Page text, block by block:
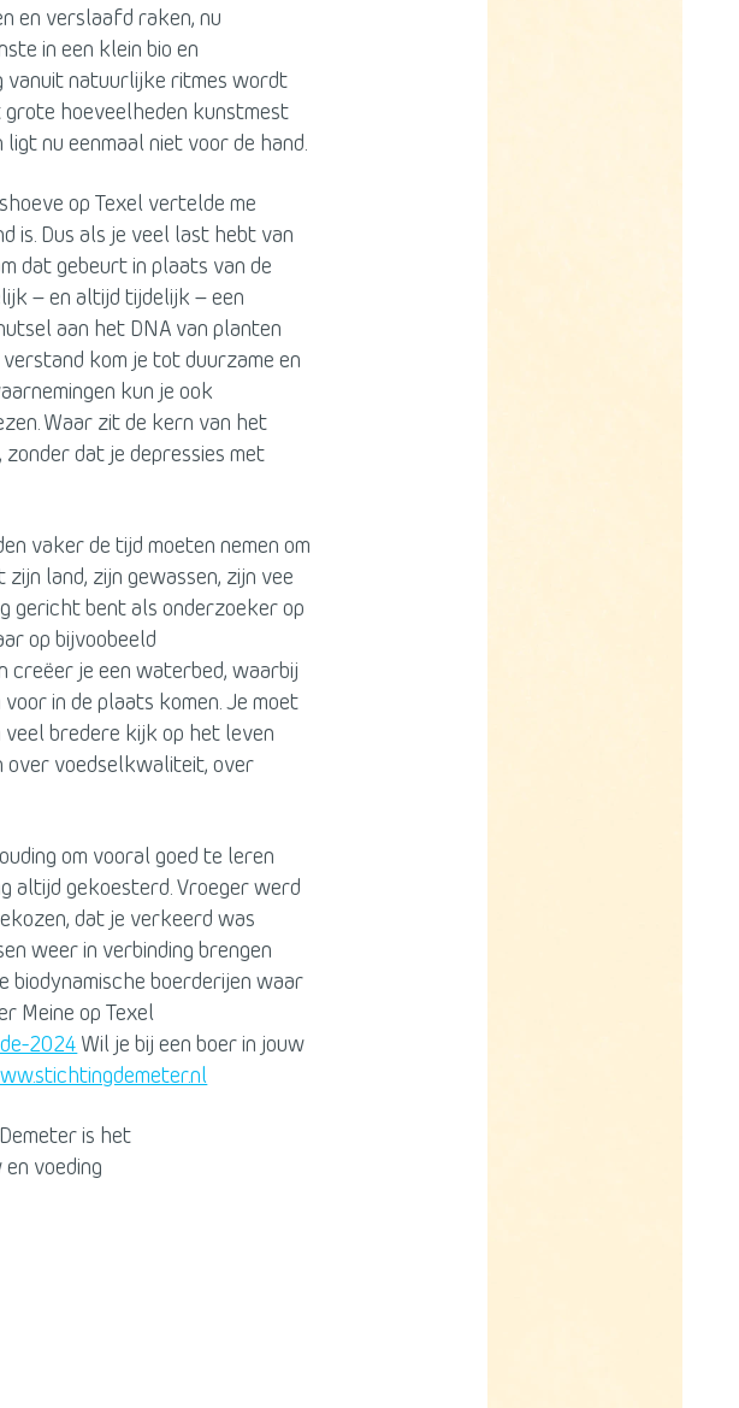
en verslaafd raken, nu
in een klein bio en
vanuit natuurlijke ritmes wordt
hoeveelheden kunstmest
nu eenmaal niet voor de hand.
op Texel vertelde me
is. Dus als je veel last hebt van
dat gebeurt in plaats van de
– en altijd tijdelijk – een
aan het DNA van planten
verstand kom je tot duurzame en
kun je ook
Waar zit de kern van het
dat je depressies met
vaker de tijd moeten nemen om
land, zijn gewassen, zijn vee
gericht bent als onderzoeker op
op bijvoobeeld
creëer je een waterbed, waarbij
in de plaats komen. Je moet
veel bredere kijk op het leven
over voedselkwaliteit, over
om vooral goed te leren
altijd gekoesterd. Vroeger werd
dat je verkeerd was
weer in verbinding brengen
biodynamische boerderijen waar
Meine op Texel
2024 Wil je bij een boer in jouw
is het
voeding